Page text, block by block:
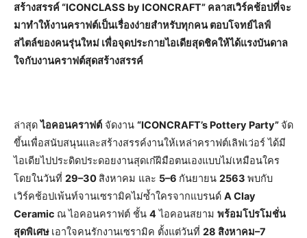
สร้างสรรค์ “ICONCLASS by ICONCRAFT” คลาสเวิร์คช้อปที่จะ
มาทำให้งานคราฟต์เป็นเรื่องง่ายสำหรับทุกคน ตอบโจทย์ไลฟ์
สไตล์ของคนรุ่นใหม่ เพื่อจุดประกายไอเดียสุดชิคให้ได้แรงบันดาล
ใจกับงานคราฟต์สุดสร้างสรรค์
ล่าสุดไอคอนคราฟต์ จัดงาน “ICONCRAFT’s Pottery Party” จัด
ขึ้นเพื่อสนับสนุนและสร้างสรรค์งานให้เหล่าคราฟต์เลิฟเว่อร์ ได้มี
ไอเดียไปประดิดประดอยงานสุดเก๋ฝีมือตนเองแบบไม่เหมือนใคร
โดยในวันที่ 29–30 สิงหาคม และ 5–6 กันยายน 2563 พบกับ
เวิร์คช้อปเพ้นท์จานเซรามิคไม่ซ้ำใครจากแบรนด์ A Clay
Ceramic ณ ไอคอนคราฟต์ ชั้น 4ไอคอนสยาม พร้อมโปรโมชั่น
สุดพิเศษ เอาใจคนรักงานเซรามิค ตั้งแต่วันที่ 28 สิงหาคม–7